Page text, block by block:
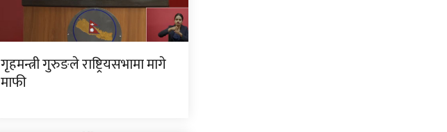
गृहमन्त्री गुरुङले राष्ट्रियसभामा मागे
माफी